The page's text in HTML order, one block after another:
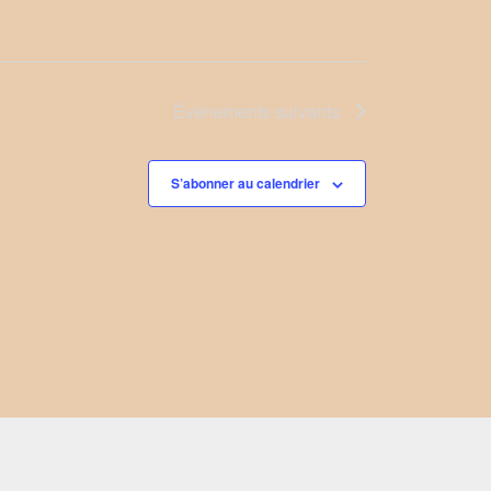
Évènements suivants
S’abonner au calendrier